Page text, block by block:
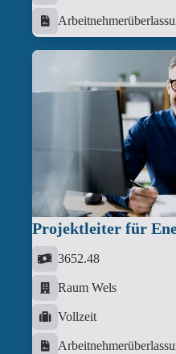
Projektleiter für
3652.48
Raum Wels
Vollzeit